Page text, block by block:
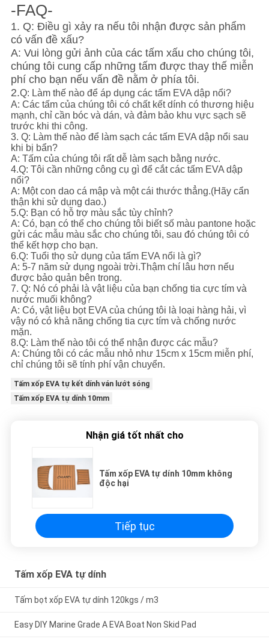
-FAQ-
1. Q: Điều gì xảy ra nếu tôi nhận được sản phẩm
có vấn đề xấu?
A: Vui lòng gửi ảnh của các tấm xấu cho chúng tôi,
chúng tôi cung cấp những tấm được thay thế miễn
phí cho bạn nếu vấn đề nằm ở phía tôi.
2.Q: Làm thế nào để áp dụng các tấm EVA dập nổi?
A: Các tấm của chúng tôi có chất kết dính có thương hiệu
mạnh, chỉ cần bóc và dán, và đảm bảo khu vực sạch sẽ
trước khi thi công.
3. Q: Làm thế nào để làm sạch các tấm EVA dập nổi sau
khi bị bẩn?
A: Tấm của chúng tôi rất dễ làm sạch bằng nước.
4.Q: Tôi cần những công cụ gì để cắt các tấm EVA dập
nổi?
A: Một con dao cá mập và một cái thước thẳng.(Hãy cẩn
thận khi sử dụng dao.)
5.Q: Bạn có hỗ trợ màu sắc tùy chỉnh?
A: Có, bạn có thể cho chúng tôi biết số màu pantone hoặc
gửi các mẫu màu sắc cho chúng tôi, sau đó chúng tôi có
thể kết hợp cho bạn.
6.Q: Tuổi thọ sử dụng của tấm EVA nổi là gì?
A: 5-7 năm sử dụng ngoài trời.Thậm chí lâu hơn nếu
được bảo quản bên trong.
7. Q: Nó có phải là vật liệu của bạn chống tia cực tím và
nước muối không?
A: Có, vật liệu bọt EVA của chúng tôi là loại hàng hải, vì
vậy nó có khả năng chống tia cực tím và chống nước
mặn.
8.Q: Làm thế nào tôi có thể nhận được các mẫu?
A: Chúng tôi có các mẫu nhỏ như 15cm x 15cm miễn phí,
chỉ chúng tôi sẽ tính phí vận chuyển.
Tấm xốp EVA tự kết dính ván lướt sóng
Tấm xốp EVA tự dính 10mm
Nhận giá tốt nhất cho
Tấm xốp EVA tự dính 10mm không
độc hại
Tiếp tục
Tấm xốp EVA tự dính
Tấm bọt xốp EVA tự dính 120kgs / m3
Easy DIY Marine Grade A EVA Boat Non Skid Pad